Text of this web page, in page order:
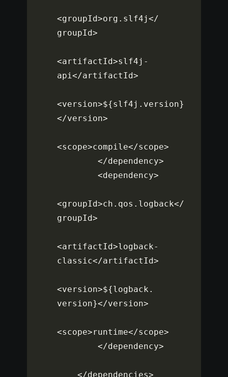
<groupId>org . slf4j</
groupId>
<artifactId>slf4j -
api</artifactId>
<version>${slf4j . version}
</version>
<scope>compile</scope>
</dependency>
<dependency>
<groupId>ch . qos . logback</
groupId>
<artifactId>logback-
classic</artifactId>
<version>${logback .
version}</version>
<scope>runtime</scope>
</dependency>
</dependencies>